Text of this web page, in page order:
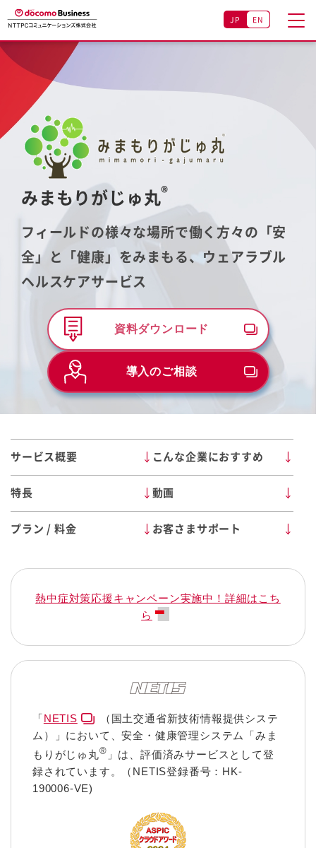
JP EN
みまもりがじゅ丸®
フィールドの様々な場所で働く方々の「安
全」と「健康」をみまもる、ウェアラブル
ヘルスケアサービス
資料ダウンロード
導入のご相談
サービス概要 こんな企業におすすめ
特長 動画
プラン / 料金 お客さまサポート
熱中症対策応援キャンペーン実施中！詳細はこち
ら
「NETIS
（国土交通省新技術情報提供システ
ム）」において、安全・健康管理システム「みま
もりがじゅ丸® 」は、評価済みサービスとして登
録されています。（NETIS登録番号：HK-
190006-VE)